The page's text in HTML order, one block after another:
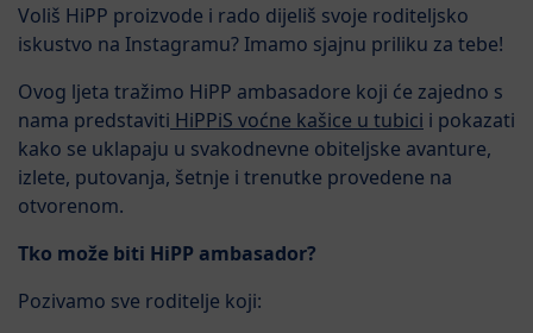
Voliš HiPP proizvode i rado dijeliš svoje roditeljsko
iskustvo na Instagramu? Imamo sjajnu priliku za tebe!
Ovog ljeta tražimo HiPP ambasadore koji će zajedno s
nama predstaviti HiPPiS voćne kašice u tubici i pokazati
kako se uklapaju u svakodnevne obiteljske avanture,
izlete, putovanja, šetnje i trenutke provedene na
otvorenom.
Tko može biti HiPP ambasador?
Pozivamo sve roditelje koji: